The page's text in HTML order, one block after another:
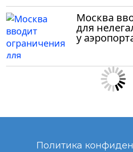
Москва
для
у
Политика